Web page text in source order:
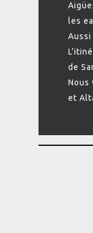
les
Aussi
de
Nous
et